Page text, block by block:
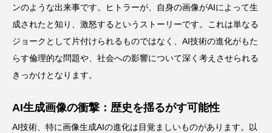
ンのような出来事です。ヒトラーが、自身の画像がAIによって生
成されたと知り、激怒するというストーリーです。これは単なる
ジョークとして片付けられるものではなく、AI技術の進化がもた
らす倫理的な問題や、社会への影響について深く考えさせられる
きっかけとなります。
AI生成画像の衝撃：歴史を揺るがす可能性
AI技術、特に画像生成AIの進化は目覚ましいものがあります。以